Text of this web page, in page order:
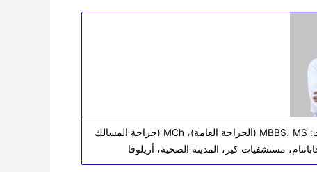
الدكتور جي سومان استشاري تخصص: جراحة المسالك البولية مؤهلات: MBBS، MS (الجراحة العامة)، MCh (جراحة المسالك
مستشفيات كير، المدينة الصحية، أريلوفا